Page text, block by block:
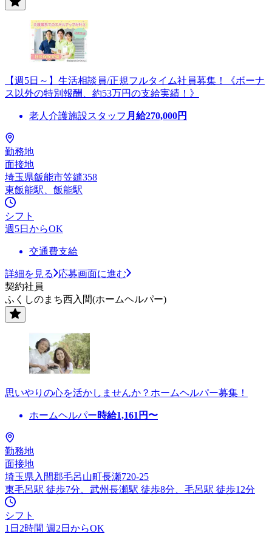
【週5日～】生活相談員/正規フルタイム社員募集！《ボーナ
ス以外の特別報酬、約53万円の支給実績！》
老人介護施設スタッフ 月給270,000円
勤務地
面接地
埼玉県飯能市笠縫358
東飯能駅、飯能駅
シフト
週5日からOK
交通費支給
詳細を見る
応募画面に進む
契約社員
ふくしのまち西入間(ホームヘルパー)
思いやりの心を活かしませんか？ホームヘルパー募集！
ホームヘルパー時給1,161 円〜
勤務地
面接地
埼玉県入間郡毛呂山町長瀬720-25
東毛呂駅 徒歩7分、武州長瀬駅 徒歩8分、毛呂駅 徒歩12分
シフト
1日2時間 週2日からOK